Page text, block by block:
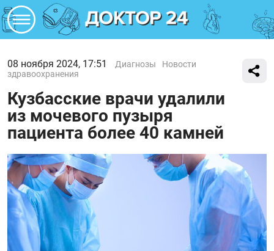
08 ноября 2024, 17:51 Диагнозы
Новости
здравоохранения
Кузбасские врачи удалили
из мочевого пузыря
пациента более 40 камней